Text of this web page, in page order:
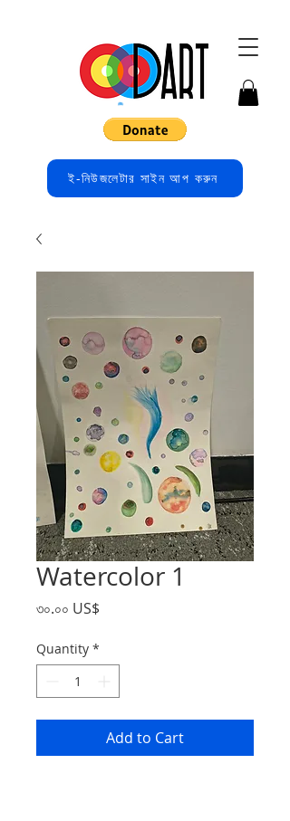
ই-নিউজলেটার সাইন আপ করুন
Watercolor 1
৩০.০০ US$
Quantity *
Add to Cart